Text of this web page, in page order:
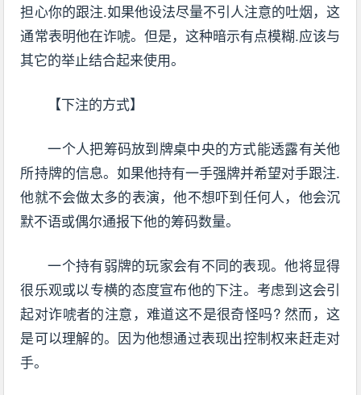
担心你的跟注.如果他设法尽量不引人注意的吐烟，这
通常表明他在诈唬。但是，这种暗示有点模糊.应该与
其它的举止结合起来使用。
【下注的方式】
一个人把筹码放到牌桌中央的方式能透露有关他
所持牌的信息。如果他持有一手强牌并希望对手跟注.
他就不会做太多的表演，他不想吓到任何人，他会沉
默不语或偶尔通报下他的筹码数量。
一个持有弱牌的玩家会有不同的表现。他将显得
很乐观或以专横的态度宣布他的下注。考虑到这会引
起对诈唬者的注意，难道这不是很奇怪吗? 然而，这
是可以理解的。因为他想通过表现出控制权来赶走对
手。